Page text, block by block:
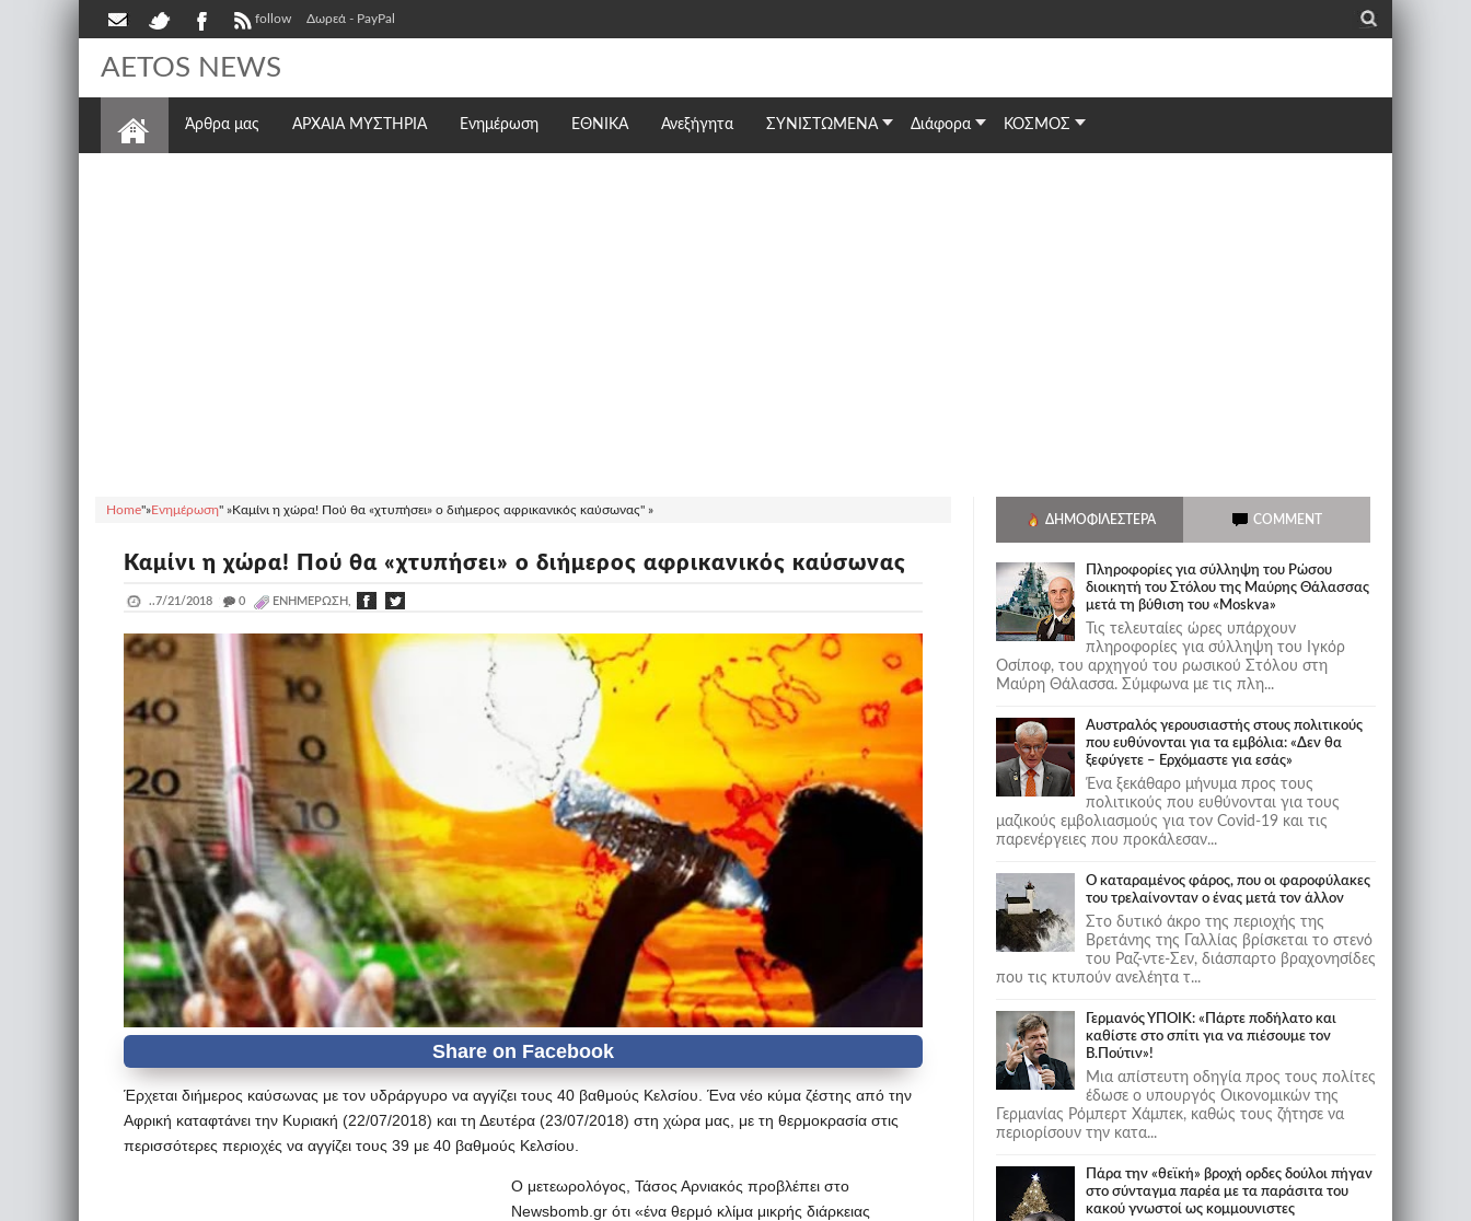
follow Δωρεά - PayPal _
AETOS NEWS
Άρθρα μας ΑΡΧΑΙΑ ΜΥΣΤΗΡΙΑ Ενημέρωση ΕΘΝΙΚΆ Ανεξήγητα ΣΥΝΙΣΤΩΜΕΝΑ Διάφορα ΚΟΣΜΟΣ
Home"»Ενημέρωση" »Καμίνι η χώρα! Πού θα «χτυπήσει» ο διήμερος αφρικανικός καύσωνας" »
Καμίνι η χώρα! Πού θα «χτυπήσει» ο διήμερος αφρικανικός καύσωνας
..7/21/2018 _ 0 ΕΝΗΜΈΡΩΣΗ,
Έρχεται διήμερος καύσωνας με τον υδράργυρο να αγγίζει τους 40 βαθμούς Κελσίου. Ένα νέο κύμα ζέστης από την
Αφρική καταφτάνει την Κυριακή (22/07/2018) και τη Δευτέρα (23/07/2018) στη χώρα μας, με τη θερμοκρασία στις
περισσότερες περιοχές να αγγίζει τους 39 με 40 βαθμούς Κελσίου.
Ο μετεωρολόγος, Τάσος Αρνιακός προβλέπει στο
Newsbomb.gr ότι «ένα θερμό κλίμα μικρής διάρκειας
ΔΗΜΟΦΙΛΈΣΤΕΡΑ COMMENT
Πληροφορίες για σύλληψη του Ρώσου
διοικητή του Στόλου της Mαύρης Θάλασσας
μετά τη βύθιση του «Moskva»
Τις τελευταίες ώρες υπάρχουν
πληροφορίες για σύλληψη του Ιγκόρ
Οσίποφ, του αρχηγού του ρωσικού Στόλου στη
Μαύρη Θάλασσα. Σύμφωνα με τις πλη...
Αυστραλός γερουσιαστής στους πολιτικούς
που ευθύνονται για τα εμβόλια: «Δεν θα
ξεφύγετε – Ερχόμαστε για εσάς»
Ένα ξεκάθαρο μήνυμα προς τους
πολιτικούς που ευθύνονται για τους
μαζικούς εμβολιασμούς για τον Covid-19 και τις
παρενέργειες που προκάλεσαν...
Ο καταραμένος φάρος, που οι φαροφύλακες
του τρελαίνονταν ο ένας μετά τον άλλον
Στο δυτικό άκρο της περιοχής της
Βρετάνης της Γαλλίας βρίσκεται το στενό
του Ραζ-ντε-Σεν, διάσπαρτο βραχονησίδες
που τις κτυπούν ανελέητα τ...
Γερμανός ΥΠΟΙΚ: «Πάρτε ποδήλατο και
καθίστε στο σπίτι για να πιέσουμε τον
Β.Πούτιν»!
Μια απίστευτη οδηγία προς τους πολίτες
έδωσε ο υπουργός Οικονομικών της
Γερμανίας Ρόμπερτ Χάμπεκ, καθώς τους ζήτησε να
περιορίσουν την κατα...
Πάρα την «θεϊκή» βροχή ορδες δούλοι πήγαν
στο σύνταγμα παρέα με τα παράσιτα του
κακού γνωστοί ως κομμουνιστες